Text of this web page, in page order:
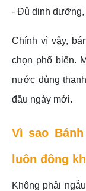
- Đủ dinh dưỡng,
Chính vì vậy,
chọn phổ biến.
nước dùng
đầu ngày mới.
Vì sao
luôn đông
Không phải